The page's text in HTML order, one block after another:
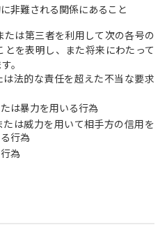
非難される関係にあること
たは第三者を利用して次の各号の
とを表明し、また将来にわたって
。
法的な責任を超えた不当な要求
は暴力を用いる行為
は威力を用いて相手方の信用を
行為
為